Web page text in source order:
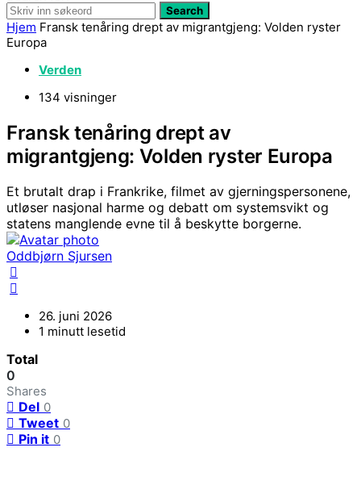
Search
Hjem Fransk tenåring drept av migrantgjeng: Volden ryster
Europa
Verden
134 visninger
Fransk tenåring drept av
migrantgjeng: Volden ryster Europa
Et brutalt drap i Frankrike, filmet av gjerningspersonene,
utløser nasjonal harme og debatt om systemsvikt og
statens manglende evne til å beskytte borgerne.
Oddbjørn Sjursen
26. juni 2026
1 minutt lesetid
Total
0
Shares
Del 0
Tweet 0
Pin it 0